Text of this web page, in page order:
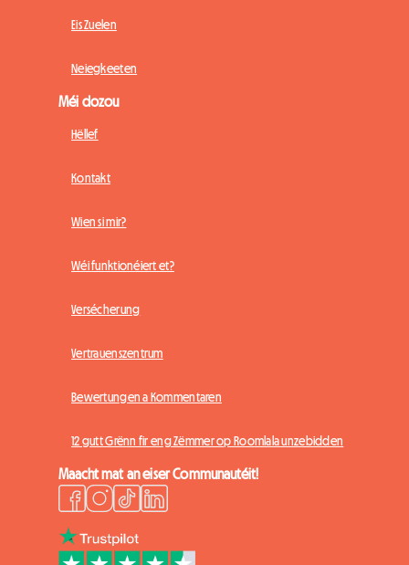
Eis Zuelen
Neiegkeeten
Méi dozou
Hëllef
Kontakt
Wien si mir?
Wéi funktionéiert et?
Versécherung
Vertrauenszentrum
Bewertungen a Kommentaren
12 gutt Grënn fir eng Zëmmer op Roomlala unzebidden
Maacht mat an eiser Communautéit!